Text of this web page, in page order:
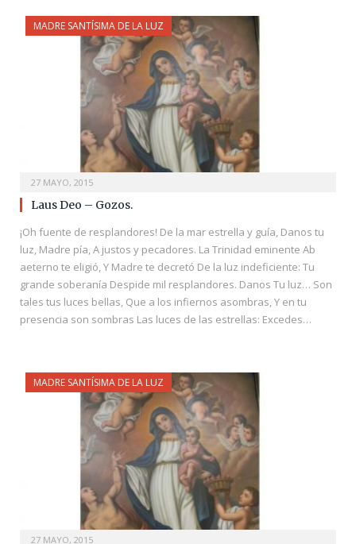
MADRE SANTÍSIMA DE LA LUZ
27 MAYO, 2015
Laus Deo – Gozos.
¡Oh fuente de resplandores! De la mar estrella y guía, Danos tu
luz, Madre pía, A justos y pecadores. La Trinidad eminente Ab
aeterno te eligió, Y Madre te decretó De la luz indeficiente: Tu
grande soberanía Despide mil resplandores. Danos Tu luz… Son
tales tus luces bellas, Que a los infiernos asombras, Y en tu
presencia son sombras Las luces de las estrellas: Excedes…
MADRE SANTÍSIMA DE LA LUZ
27 MAYO, 2015